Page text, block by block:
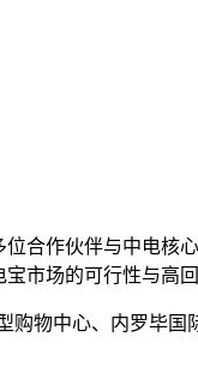
合作伙伴与中电核
市场的可行性与高回
购物中心、内罗毕